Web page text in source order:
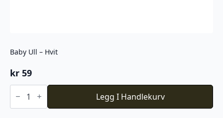
Baby Ull – Hvit
kr 59
Baby
Ull
Hvit
Legg I Handlekurv